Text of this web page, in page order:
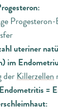
uteriner
im
derKillerzellen
=